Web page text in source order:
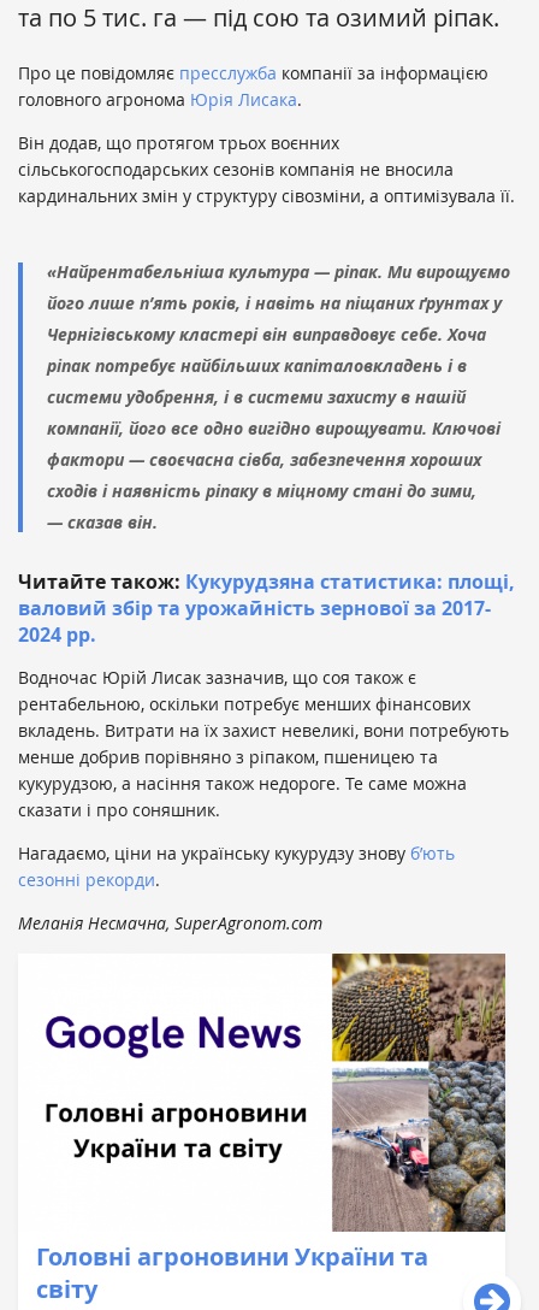
та по 5 тис. га — під сою та озимий ріпак.
Про це повідомляє пресслужба компанії за інформацією
головного агронома Юрія Лисака.
Він додав, що протягом трьох воєнних
сільськогосподарських сезонів компанія не вносила
кардинальних змін у структуру сівозміни, а оптимізувала її.
«Найрентабельніша культура — ріпак. Ми вирощуємо
його лише п’ять років, і навіть на піщаних ґрунтах у
Чернігівському кластері він виправдовує себе. Хоча
ріпак потребує найбільших капіталовкладень і в
системи удобрення, і в системи захисту в нашій
компанії, його все одно вигідно вирощувати. Ключові
фактори — своєчасна сівба, забезпечення хороших
сходів і наявність ріпаку в міцному стані до зими,
— сказав він.
Читайте також: Кукурудзяна статистика: площі,
валовий збір та урожайність зернової за 2017-
2024 рр.
Водночас Юрій Лисак зазначив, що соя також є
рентабельною, оскільки потребує менших фінансових
вкладень. Витрати на їх захист невеликі, вони потребують
менше добрив порівняно з ріпаком, пшеницею та
кукурудзою, а насіння також недороге. Те саме можна
сказати і про соняшник.
Нагадаємо, ціни на українську кукурудзу знову б’ють
сезонні рекорди.
Меланія Несмачна, SuperAgronom.com
Головні агроновини України та
світу